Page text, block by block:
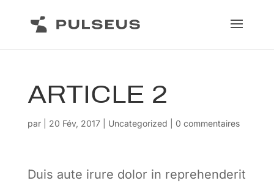
ARTICLE 2
par 20 Fév, 2017| Uncategorized 0 commentaires
Duis aute irure dolor in reprehenderit